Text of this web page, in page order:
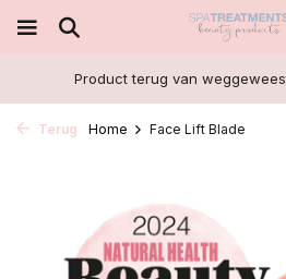
Product terug van
Terug Home Face Lift Blade